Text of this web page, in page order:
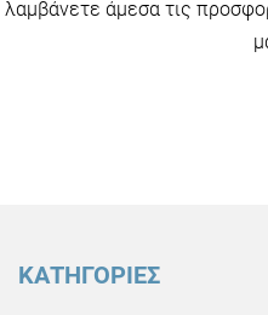
λαμβάνετε άμεσα τις
ΚΑΤΗΓΟΡΙΕΣ